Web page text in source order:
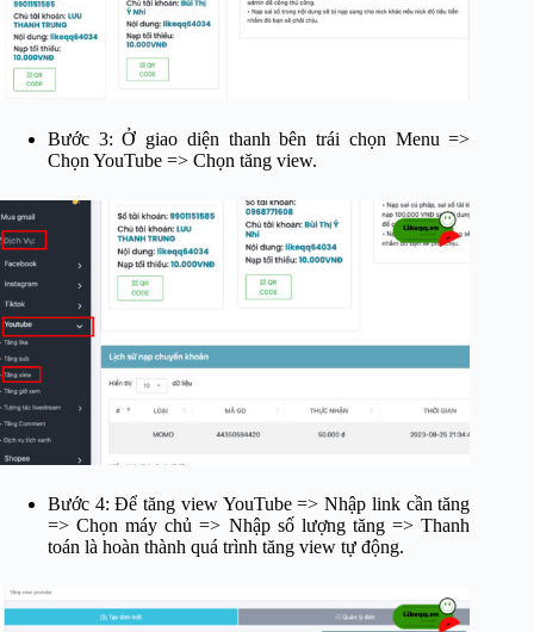
Bước 3: Ở giao diện thanh bên trái chọn Menu =>
Chọn YouTube => Chọn tăng view.
Bước 4: Để tăng view YouTube => Nhập link cần tăng
=> Chọn máy chủ => Nhập số lượng tăng => Thanh
toán là hoàn thành quá trình tăng view tự động.